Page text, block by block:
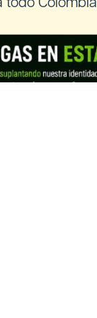
todo Colombia